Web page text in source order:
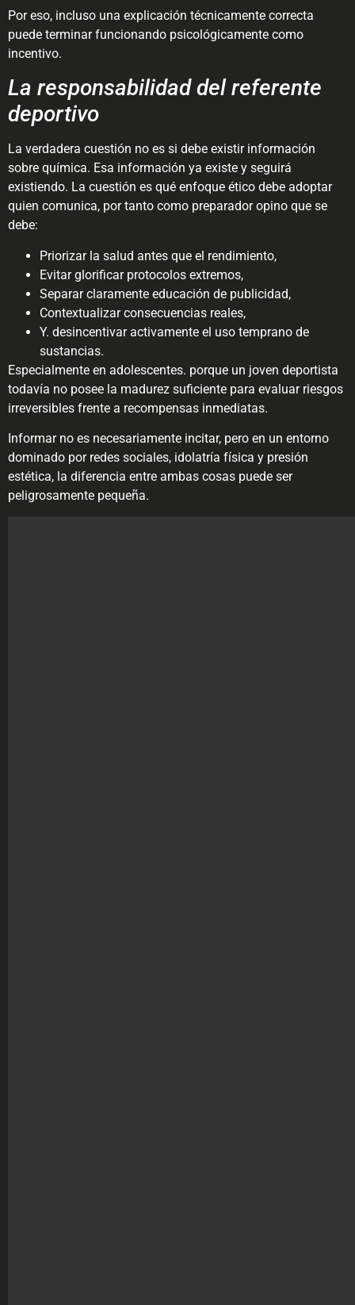
Por eso, incluso una explicación técnicamente correcta
puede terminar funcionando psicológicamente como
incentivo.
La responsabilidad del referente
deportivo
La verdadera cuestión no es si debe existir información
sobre química. Esa información ya existe y seguirá
existiendo. La cuestión es qué enfoque ético debe adoptar
quien comunica, por tanto como preparador opino que se
debe:
Priorizar la salud antes que el rendimiento,
Evitar glorificar protocolos extremos,
Separar claramente educación de publicidad,
Contextualizar consecuencias reales,
Y. desincentivar activamente el uso temprano de
sustancias.
Especialmente en adolescentes. porque un joven deportista
todavía no posee la madurez suficiente para evaluar riesgos
irreversibles frente a recompensas inmediatas.
Informar no es necesariamente incitar, pero en un entorno
dominado por redes sociales, idolatría física y presión
estética, la diferencia entre ambas cosas puede ser
peligrosamente pequeña.